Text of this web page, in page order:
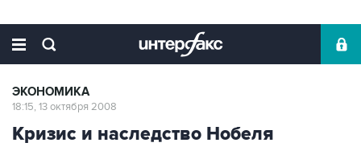
ЭКОНОМИКА
18:15, 13 октября 2008
Кризис и наследство Нобеля